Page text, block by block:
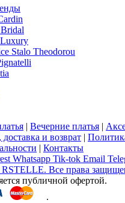
Stalo Theodorou
| Вечерние платья |
и возврат |
| Контакты
Whatsapp Tik-tok Email
Все права
публичной офертой.
.